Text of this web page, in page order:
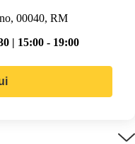
00040, RM
| 15:00 - 19:00